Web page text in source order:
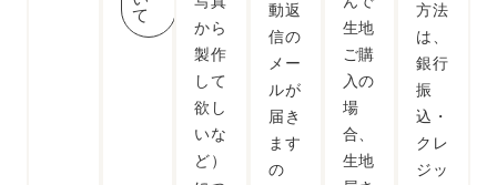
て
から
製作
して
欲し
いな
ど）
動返
信の
メー
ルが
届き
ます
の
生地
ご購
入の
場
合、
生地
方法
は、
銀行
振
込・
クレ
ジッ